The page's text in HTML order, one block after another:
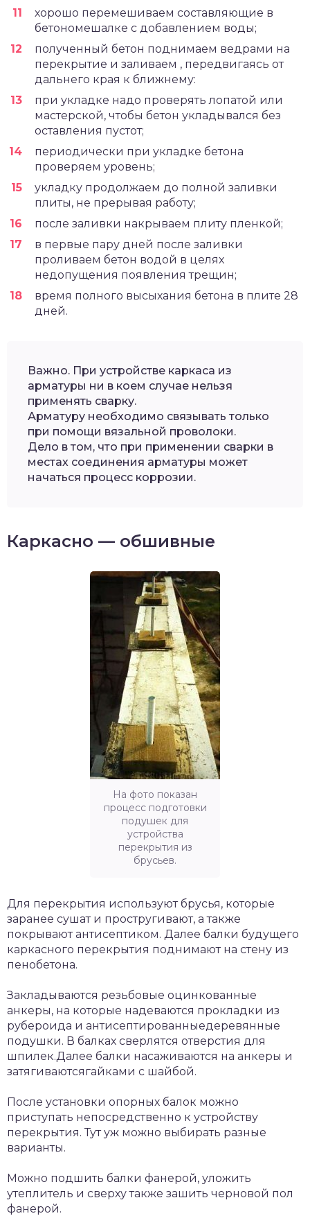
хорошо перемешиваем составляющие в
бетономешалке с добавлением воды;
полученный бетон поднимаем ведрами на
перекрытие и заливаем , передвигаясь от
дальнего края к ближнему:
при укладке надо проверять лопатой или
мастерской, чтобы бетон укладывался без
оставления пустот;
периодически при укладке бетона
проверяем уровень;
укладку продолжаем до полной заливки
плиты, не прерывая работу;
после заливки накрываем плиту пленкой;
в первые пару дней после заливки
проливаем бетон водой в целях
недопущения появления трещин;
время полного высыхания бетона в плите 28
дней.
Важно. При устройстве каркаса из
арматуры ни в коем случае нельзя
применять сварку.
Арматуру необходимо связывать только
при помощи вязальной проволоки.
Дело в том, что при применении сварки в
местах соединения арматуры может
начаться процесс коррозии.
Каркасно — обшивные
На фото показан
процесс подготовки
подушек для
устройства
перекрытия из
брусьев.
Для перекрытия используют брусья, которые
заранее сушат и простругивают, а также
покрывают антисептиком. Далее балки будущего
каркасного перекрытия поднимают на стену из
пенобетона.
Закладываются резьбовые оцинкованные
анкеры, на которые надеваются прокладки из
рубероида и антисептированныедеревянные
подушки. В балках сверлятся отверстия для
шпилек.Далее балки насаживаются на анкеры и
затягиваютсягайками с шайбой.
После установки опорных балок можно
приступать непосредственно к устройству
перекрытия. Тут уж можно выбирать разные
варианты.
Можно подшить балки фанерой, уложить
утеплитель и сверху также зашить черновой пол
фанерой.